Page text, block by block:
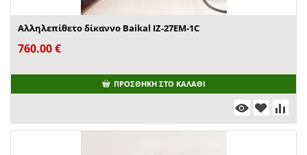
Αλληλεπίθετο δίκαννο Baikal IZ-27EM-1C
760.00€
ΠΡΟΣΘΉΚΗ ΣΤΟ ΚΑΛΆΘΙ